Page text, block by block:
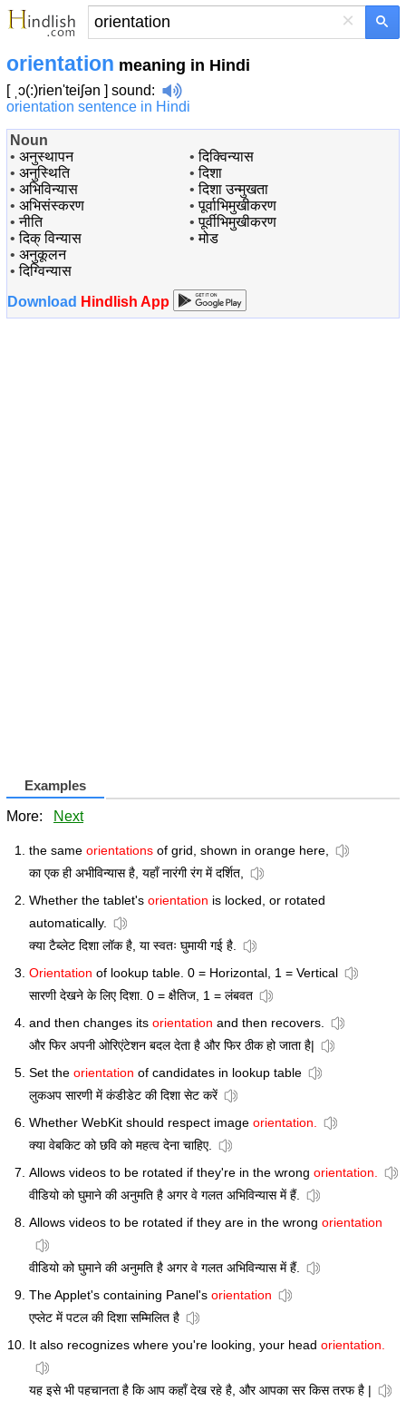
×
orientation meaning in Hindi
[ ˌɔ(:)rien'teiʃən ] sound:
orientation sentence in Hindi
Noun
• अनुस्थापन
• अनुस्थिति
• अभिविन्यास
• अभिसंस्करण
•नीति
•दिक् विन्यास
• अनुकूलन
•दिग्विन्यास
•दिक्विन्यास
•दिशा
•दिशा उन्मुखता
•पूर्वाभिमुखीकरण
•पूर्वीभिमुखीकरण
•मोड
Download Hindlish App
Examples
More: Next
the same orientations of grid, shown in orange here,
का एक ही अभीविन्यास है, यहाँ नारंगी रंग में दर्शित,
Whether the tablet's orientation is locked, or rotated
automatically.
क्या टैब्लेट दिशा लॉक है, या स्वतः घुमायी गई है.
Orientation of lookup table. 0 = Horizontal, 1 = Vertical
सारणी देखने के लिए दिशा. 0 = क्षैतिज, 1 = लंबवत
and then changes its orientation and then recovers.
और फिर अपनी ओरिएंटेशन बदल देता है और फिर ठीक हो जाता है|
Set the orientation of candidates in lookup table
लुकअप सारणी में कंडीडेट की दिशा सेट करें
Whether WebKit should respect image orientation.
क्या वेबकिट को छवि को महत्व देना चाहिए.
Allows videos to be rotated if they're in the wrong orientation.
वीडियो को घुमाने की अनुमति है अगर वे गलत अभिविन्यास में हैं.
Allows videos to be rotated if they are in the wrong orientation
वीडियो को घुमाने की अनुमति है अगर वे गलत अभिविन्यास में हैं.
The Applet's containing Panel's orientation
एप्लेट में पटल की दिशा सम्मिलित है
It also recognizes where you're looking, your head orientation.
यह इसे भी पहचानता है कि आप कहाँ देख रहे है, और आपका सर किस तरफ है |